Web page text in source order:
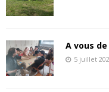
A vous
5 juillet